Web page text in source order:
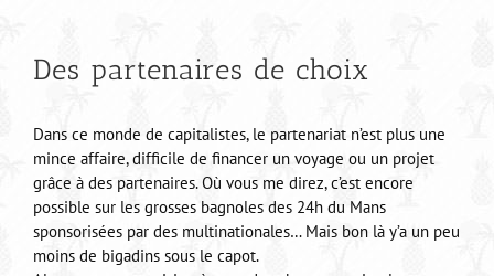
Des partenaires de choix
Dans ce monde de capitalistes, le partenariat n’est plus une
mince affaire, difficile de financer un voyage ou un projet
grâce à des partenaires. Où vous me direz, c’est encore
possible sur les grosses bagnoles des 24h du Mans
sponsorisées par des multinationales… Mais bon là y’a un peu
moins de bigadins sous le capot.